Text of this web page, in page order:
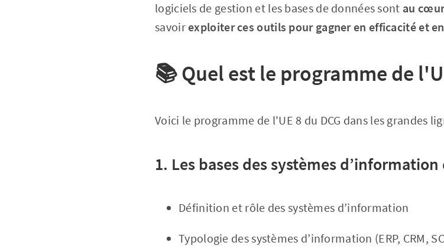
logiciels de gestion et les bases de données sont au
savoirexploiter ces outils pour gagner en efficacité et
📚Quel est le programme de
Voici le programme de l'UE 8 du DCG dans les grandes
1. Les bases des systèmes d’information
Définition et rôle des systèmes d’information
Typologie des systèmes d’information (ERP, CRM,